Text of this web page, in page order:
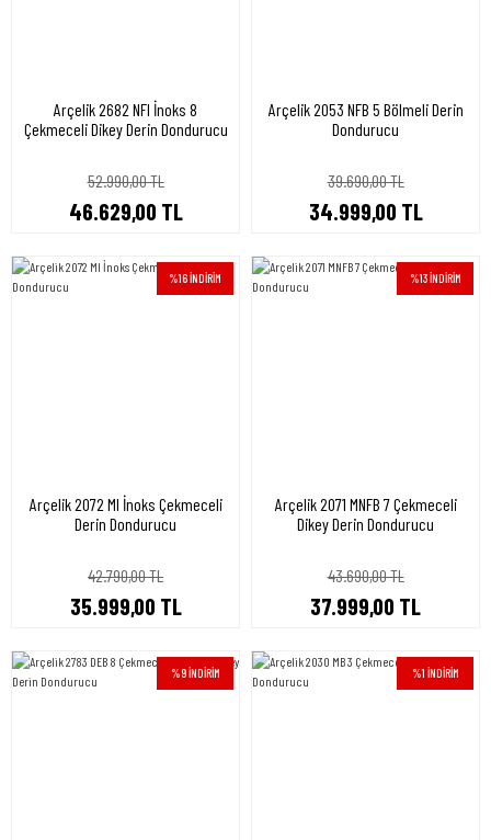
Arçelik 2682 NFI İnoks 8
Çekmeceli Dikey Derin Dondurucu
52.990,00 TL
46.629,00 TL
Arçelik 2053 NFB 5 Bölmeli Derin
Dondurucu
39.690,00 TL
34.999,00 TL
%16 İNDİRİM
Arçelik 2072 MI İnoks Çekmeceli
Derin Dondurucu
42.790,00 TL
35.999,00 TL
%13 İNDİRİM
Arçelik 2071 MNFB 7 Çekmeceli
Dikey Derin Dondurucu
43.690,00 TL
37.999,00 TL
%9 İNDİRİM %1 İNDİRİM